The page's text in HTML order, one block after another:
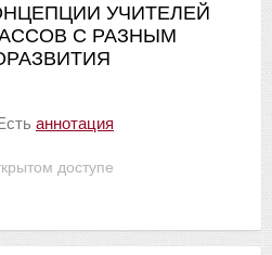
доступе
УЧИТЕЛЕЙ
С РАЗНЫМ
аннотация